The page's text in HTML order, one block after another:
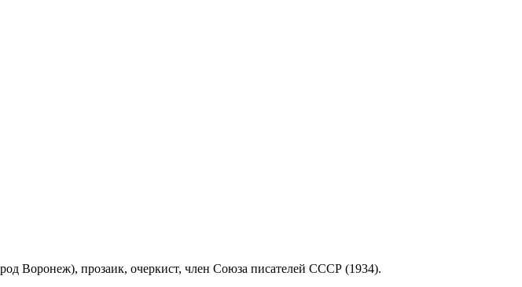
Воронеж), прозаик, очеркист, член Союза писателей СССР (1934).